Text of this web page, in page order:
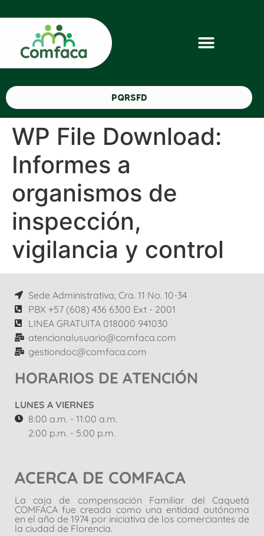
PQRSFD
WP File Download:
Informes a
organismos de
inspección,
vigilancia y control
Sede Administrativa, Cra. 11 No. 10-34
PBX +57 (608) 436 6300 Ext - 2001
LINEA GRATUITA 018000 941030
atencionalusuario@comfaca.com
gestiondoc@comfaca.com
HORARIOS DE ATENCIÓN
LUNES A VIERNES
8:00 a.m. - 11:00 a.m.
2:00 p.m. - 5:00 p.m.
ACERCA DE COMFACA
La caja de compensación Familiar del Caquetá
COMFACA fue creada como una entidad autónoma
en el año de 1974 por iniciativa de los comerciantes de
la ciudad de Florencia.